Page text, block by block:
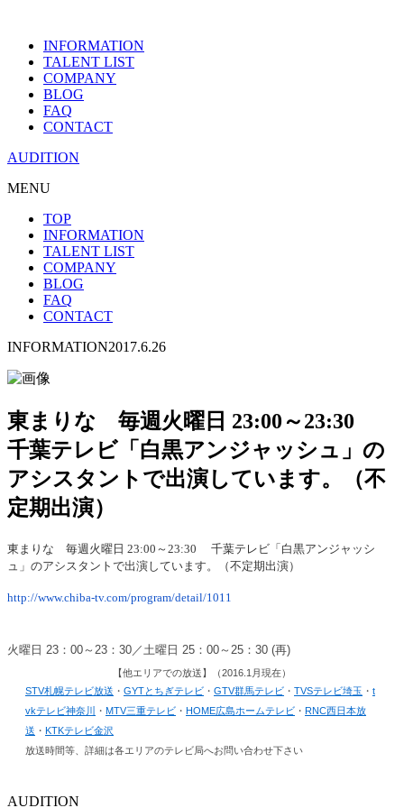
INFORMATION
TALENT LIST
COMPANY
BLOG
FAQ
CONTACT
AUDITION
MENU
TOP
INFORMATION
TALENT LIST
COMPANY
BLOG
FAQ
CONTACT
INFORMATION2017.6.26
東まりな 毎週火曜日 23:00～23:30
千葉テレビ「白黒アンジャッシュ」の
アシスタントで出演しています。（不
定期出演）
東まりな 毎週火曜日 23:00～23:30 千葉テレビ「白黒アンジャッシ
ュ」のアシスタントで出演しています。（不定期出演）
http://www.chiba-tv.com/program/detail/1011
火曜日 23：00～23：30／土曜日 25：00～25：30 (再)
【他エリアでの放送】（2016.1月現在）
STV札幌テレビ放送 ・ GYTとちぎテレビ ・ GTV群馬テレビ ・ TVSテレビ埼玉 ・ t
vkテレビ神奈川
・ MTV三重テレビ ・ HOME広島ホームテレビ ・ RNC西日本放
送 ・ KTKテレビ金沢
放送時間等、詳細は各エリアのテレビ局へお問い合わせ下さい
AUDITION